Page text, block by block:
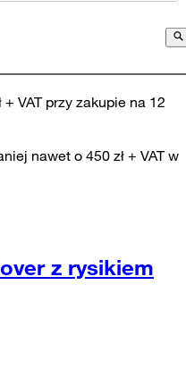
VAT przy zakupie na 12
nawet o 450 zł + VAT w
z rysikiem